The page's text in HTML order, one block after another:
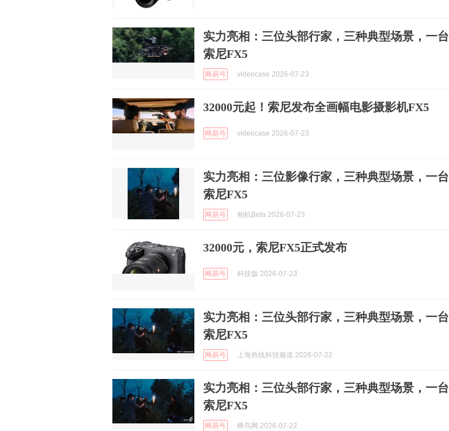
实力亮相：三位头部行家，三种典型场景，一台
索尼FX5
网易号 videocase 2026-07-23
32000元起！索尼发布全画幅电影摄影机FX5
网易号 videocase 2026-07-23
实力亮相：三位影像行家，三种典型场景，一台
索尼FX5
网易号 相机Beta 2026-07-23
32000元，索尼FX5正式发布
网易号 科技饭 2026-07-23
实力亮相：三位头部行家，三种典型场景，一台
索尼FX5
网易号 上海热线科技频道 2026-07-22
实力亮相：三位头部行家，三种典型场景，一台
索尼FX5
网易号 蜂鸟网 2026-07-22